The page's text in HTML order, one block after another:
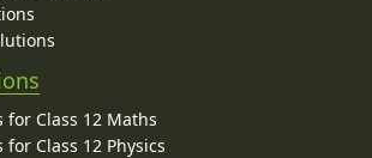
for Class 12 Maths
for Class 12 Physics